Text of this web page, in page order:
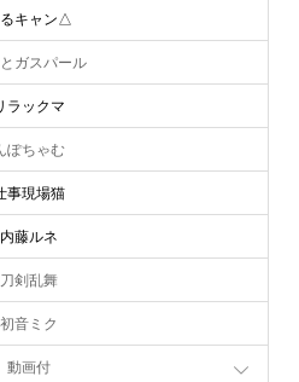
キャン△
ガスパール
ラックマ
ぽちゃむ
事現場猫
内藤ルネ
刀剣乱舞
初音ミク
動画付